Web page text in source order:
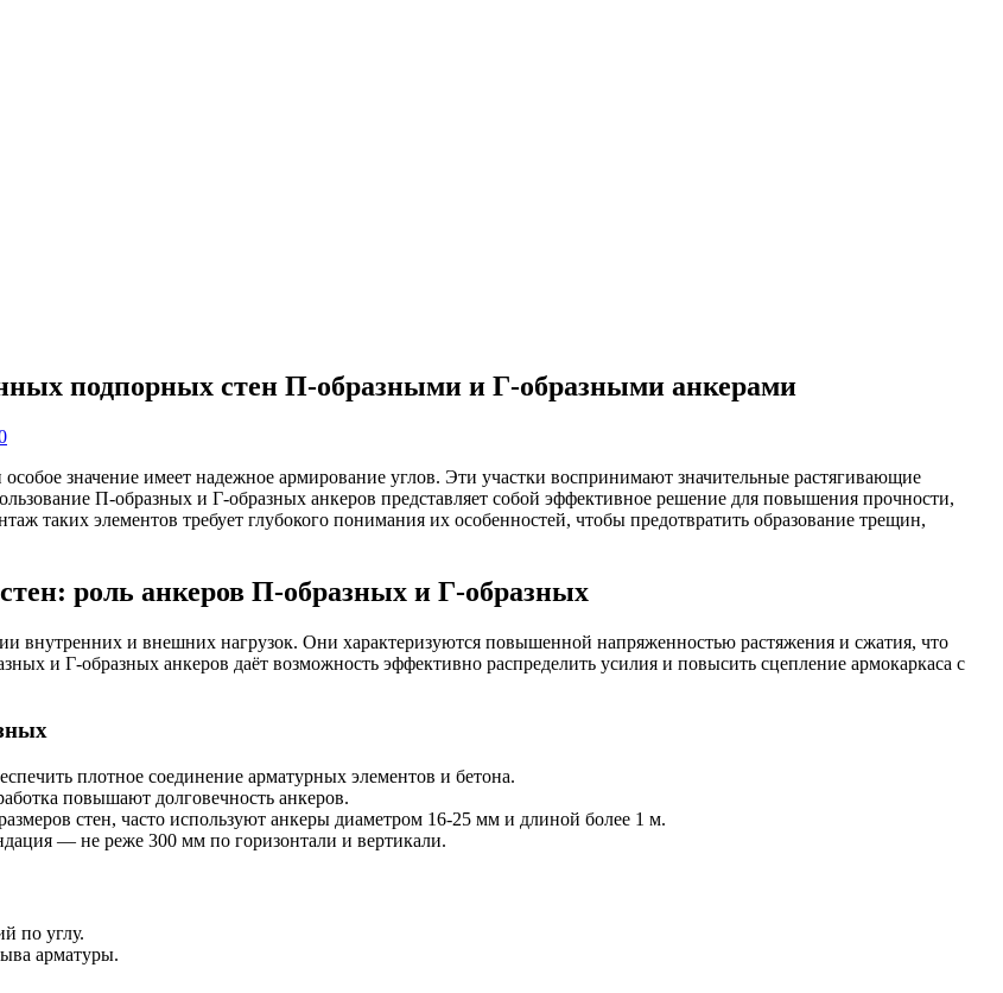
подпорных стен П-образными и Г-образными анкерами
значение имеет надежное армирование углов. Эти участки воспринимают значительные растягивающие
П-образных и Г-образных анкеров представляет собой эффективное решение для повышения прочности,
таких элементов требует глубокого понимания их особенностей, чтобы предотвратить образование трещин,
роль анкеров П-образных и Г-образных
внутренних и внешних нагрузок. Они характеризуются повышенной напряженностью растяжения и сжатия, что
и Г-образных анкеров даёт возможность эффективно распределить усилия и повысить сцепление армокаркаса с
плотное соединение арматурных элементов и бетона.
повышают долговечность анкеров.
стен, часто используют анкеры диаметром 16-25 мм и длиной более 1 м.
— не реже 300 мм по горизонтали и вертикали.
по углу.
арматуры.